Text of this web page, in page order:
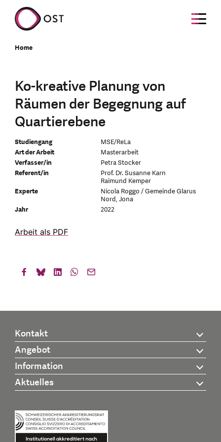
Home
Ko-kreative Planung von
Räumen der Begegnung auf
Quartierebene
Studiengang
MSE/ReLa
Art der Arbeit
Masterarbeit
Verfasser/in
Petra Stocker
Referent/in
Prof. Dr. Susanne Karn
Raimund Kemper
Experte
Nicola Roggo / Gemeinde Glarus
Nord, Jona
Jahr
2022
Arbeit als PDF
Kontakt
Angebot
Information
Aktuelles